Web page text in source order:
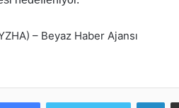
– Beyaz Haber Ajansı